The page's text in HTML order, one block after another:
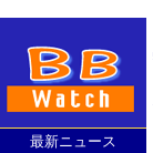
最新ニュース